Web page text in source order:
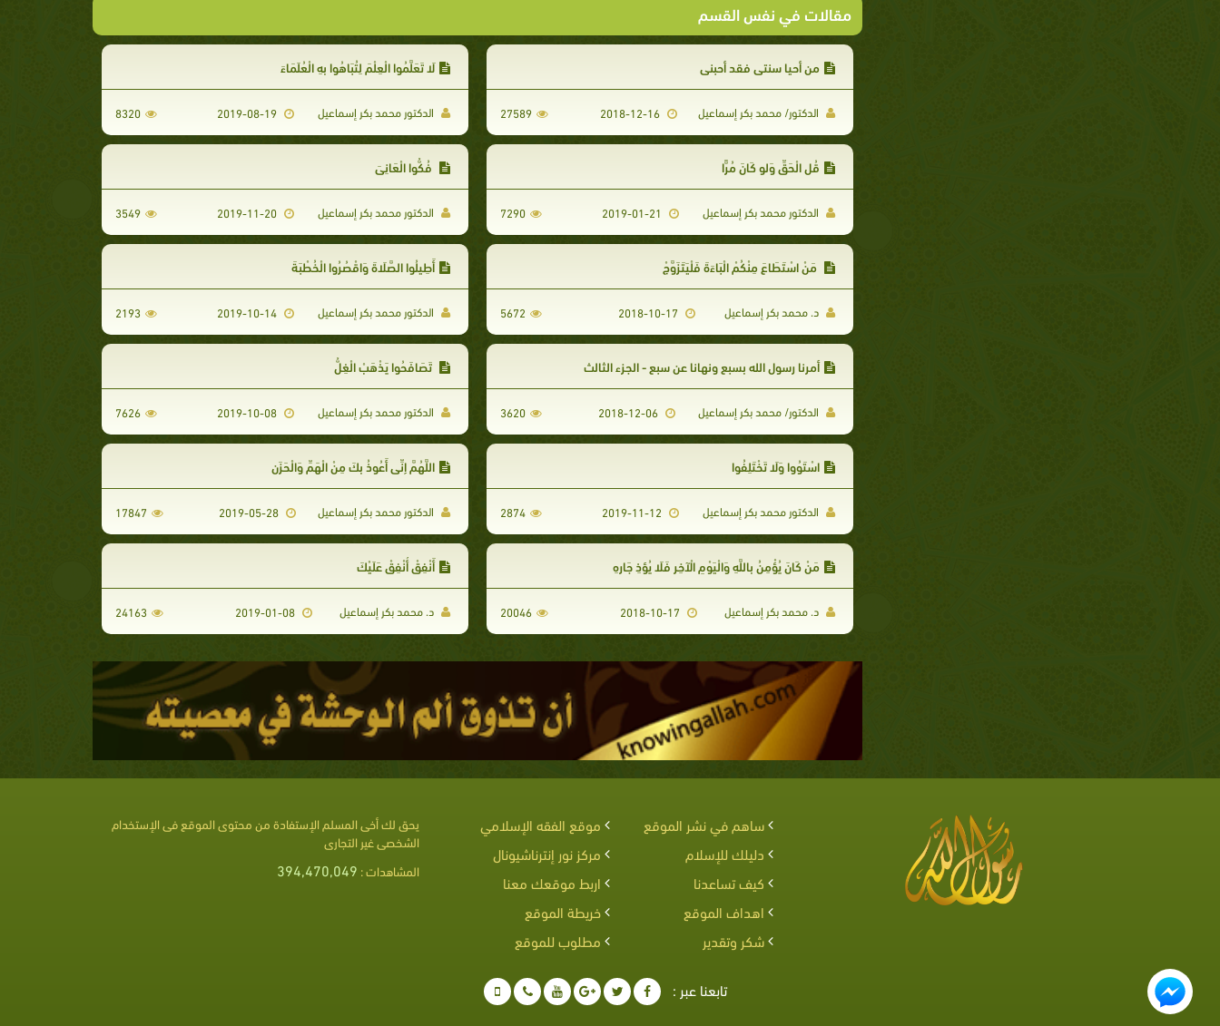
مقالات في نفس القسم
من أحيا سنتي فقد أحبني
الدكتور/ محمد بكر إسماعيل 27589
لَا تَعَلَّمُوا الْعِلْمَ لِتُبَاهُوا بِهِ الْعُلَمَاءَ
الدكتور محمد بكر إسماعيل 8320
قُل الْحَقِّ وَلو كَانَ مُرًّا
الدكتور محمد بكر إسماعيل 7290
فُكُّوا الْعَانِيَ
الدكتور محمد بكر إسماعيل 3549
مَنْ اسْتَطَاعَ مِنْكُمْ الْبَاءَةَ فَلْيَتَزَوَّجْ
د. محمد بكر إسماعيل 5672
أَطِيلُوا الصَّلَاةَ وَاقْصُرُوا الْخُطْبَةَ
الدكتور محمد بكر إسماعيل 2193
أمرنا رسول الله بسبع ونهانا عن سبع - الجزء الثالث
الدكتور/ محمد بكر إسماعيل 3620
تَصَافَحُوا يَذْهَبْ الْغِلُّ
الدكتور محمد بكر إسماعيل 7626
اسْتَوُوا وَلَا تَخْتَلِفُوا
الدكتور محمد بكر إسماعيل 2874
اللَّهُمَّ إِنِّي أَعُوذُ بِكَ مِنْ الْهَمِّ وَالْحَزَنِ
الدكتور محمد بكر إسماعيل 17847
مَنْ كَانَ يُؤْمِنُ بِاللَّهِ وَالْيَوْمِ الْآخِرِ فَلَا يُؤذِ جَارِهِ
د. محمد بكر إسماعيل 20046
أَنْفِقْ أُنْفِقْ عَلَيْكَ
د. محمد بكر إسماعيل 24163
ساهم في نشر الموقع
موقع الفقه الإسلامي
دليلك للإسلام
مركز نور إنترناشيونال
كيف تساعدنا
اربط موقعك معنا
اهداف الموقع
خريطة الموقع
شكر وتقدير
مطلوب للموقع
يحق لك أخى المسلم الإستفادة من محتوى الموقع فى الإستخدام
الشخصى غير التجارى
المشاهدات : 394,470,049
تابعنا عبر :